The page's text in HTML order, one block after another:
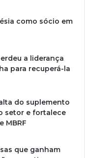
como sócio em
a liderança
para recuperá-la
alta do suplemento
setor e fortalece
MBRF
que ganham